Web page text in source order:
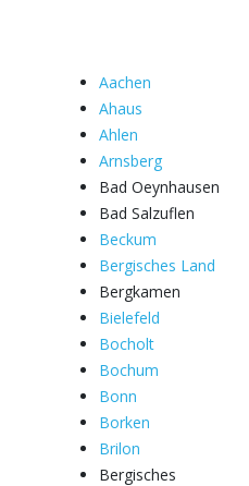
Aachen
Ahaus
Ahlen
Arnsberg
Bad Oeynhausen
Bad Salzuflen
Beckum
Bergisches Land
Bergkamen
Bielefeld
Bocholt
Bochum
Bonn
Borken
Brilon
Bergisches